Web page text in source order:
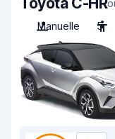
Manuelle
5